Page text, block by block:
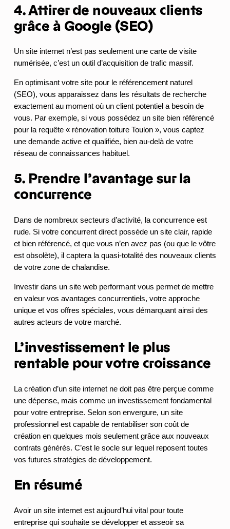
4. Attirer de nouveaux clients
grâce à Google (SEO)
Un site internet n’est pas seulement une carte de visite
numérisée, c’est un outil d’acquisition de trafic massif.
En optimisant votre site pour le référencement naturel
(SEO), vous apparaissez dans les résultats de recherche
exactement au moment où un client potentiel a besoin de
vous. Par exemple, si vous possédez un site bien référencé
pour la requête « rénovation toiture Toulon », vous captez
une demande active et qualifiée, bien au-delà de votre
réseau de connaissances habituel.
5. Prendre l’avantage sur la
concurrence
Dans de nombreux secteurs d’activité, la concurrence est
rude. Si votre concurrent direct possède un site clair, rapide
et bien référencé, et que vous n’en avez pas (ou que le vôtre
est obsolète), il captera la quasi-totalité des nouveaux clients
de votre zone de chalandise.
Investir dans un site web performant vous permet de mettre
en valeur vos avantages concurrentiels, votre approche
unique et vos offres spéciales, vous démarquant ainsi des
autres acteurs de votre marché.
L’investissement le plus
rentable pour votre croissance
La création d’un site internet ne doit pas être perçue comme
une dépense, mais comme un investissement fondamental
pour votre entreprise. Selon son envergure, un site
professionnel est capable de rentabiliser son coût de
création en quelques mois seulement grâce aux nouveaux
contrats générés. C’est le socle sur lequel reposent toutes
vos futures stratégies de développement.
En résumé
Avoir un site internet est aujourd’hui vital pour toute
entreprise qui souhaite se développer et asseoir sa